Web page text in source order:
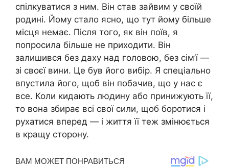
спілкуватися з ним. Він став зайвим у своїй
родині. Йому стало ясно, що тут йому більше
місця немає. Після того, як він поїв, я
попросила більше не приходити. Він
залишився без даху над головою, без сім’ї —
зі своєї вини. Це був його вибір. Я спеціально
впустила його, щоб він побачив, що у нас є
все. Коли кидають людину або принижують її,
то вона збирає всі свої сили, щоб боротися і
рухатися вперед — і життя її теж змінюється
в кращу сторону.